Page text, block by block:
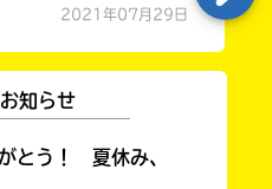
2021年07月29日
知らせ
とう！ 夏休み、